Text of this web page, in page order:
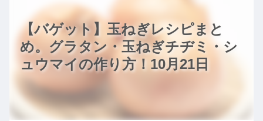
【バゲット】玉ねぎレシピまと
め。グラタン・玉ねぎチヂミ・シ
ュウマイの作り方！10月21日